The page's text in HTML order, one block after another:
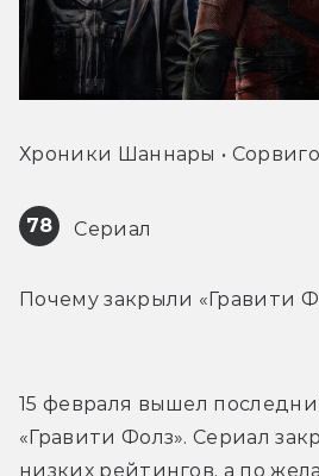
Хроники Шаннары •
78 Сериал
Почему закрыли «Гравити
15 февраля вышел
«Гравити Фолз». Сериал
низких рейтингов, а по